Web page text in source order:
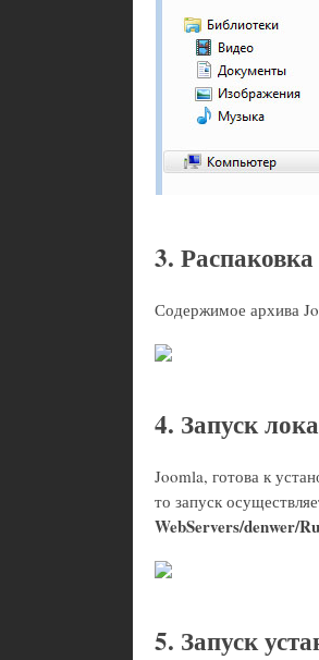
3.
Содержимое архива
4. Запуск
Joomla, готова к
то запуск
WebServers/denwer/
5. Запуск